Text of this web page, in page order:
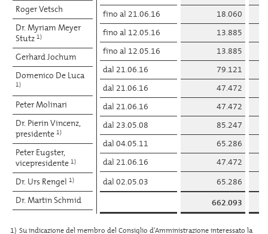
fino al 21.06.16
18.060
fino al 12.05.16
13.885
fino al 12.05.16
13.885
dal 21.06.16
79.121
dal 21.06.16
47.472
dal 21.06.16
47.472
dal 23.05.08
85.247
dal 04.05.11
65.286
dal 21.06.16
47.472
dal 02.05.03
65.286
662.093
Roger Vetsch
Dr. Myriam Meyer
Stutz 1)
Gerhard Jochum
Domenico De Luca
1)
Peter Molinari
Dr. Pierin Vincenz,
presidente 1)
Peter Eugster,
vicepresidente 1)
Dr. Urs Rengel 1)
Dr. Martin Schmid
1) Su indicazione del membro del Consiglio d'Amministrazione interessato la